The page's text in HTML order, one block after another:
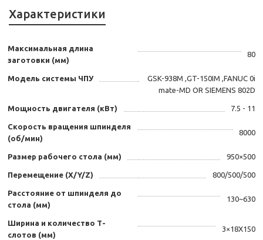
Характеристики
Максимальная длина
заготовки (мм)
80
Модель системы ЧПУ
GSK-938M ,GT-150IM ,FANUC 0i
mate-MD OR SIEMENS 802D
Мощность двигателя (кВт) 7.5 - 11
Скорость вращения шпинделя
(об/мин)
8000
Размер рабочего стола (мм) 950×500
Перемещение (X/Y/Z) 800/500/500
Расстояние от шпинделя до
стола (мм)
130~630
Ширина и количество Т-
слотов (мм)
3×18X150